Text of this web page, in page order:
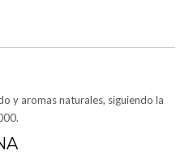
y aromas naturales, siguiendo la